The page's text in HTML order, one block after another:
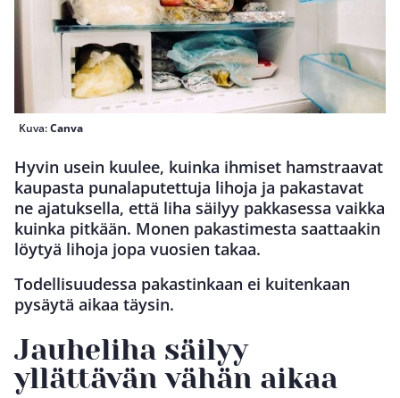
Kuva:Canva
Hyvin usein kuulee, kuinka ihmiset hamstraavat
kaupasta punalaputettuja lihoja ja pakastavat
ne ajatuksella, että liha säilyy pakkasessa vaikka
kuinka pitkään. Monen pakastimesta saattaakin
löytyä lihoja jopa vuosien takaa.
Todellisuudessa pakastinkaan ei kuitenkaan
pysäytä aikaa täysin.
Jauheliha säilyy
yllättävän vähän aikaa